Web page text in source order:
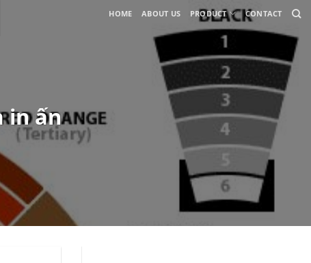
HOME ABOUT US PRODUCT CONTACT
in ấn